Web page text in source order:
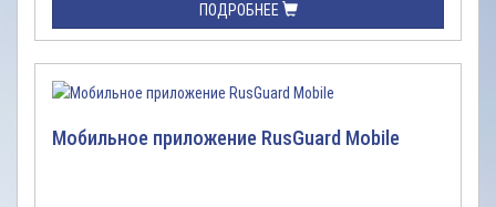
ПОДРОБНЕЕ
Мобильное приложение RusGuard Mobile